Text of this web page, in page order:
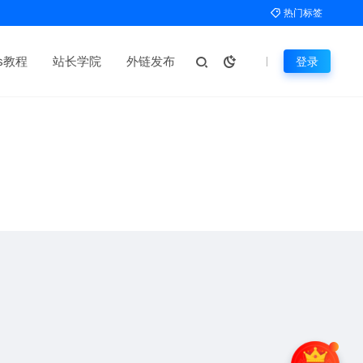
热门标签
程 站长学院 外链发布 登录